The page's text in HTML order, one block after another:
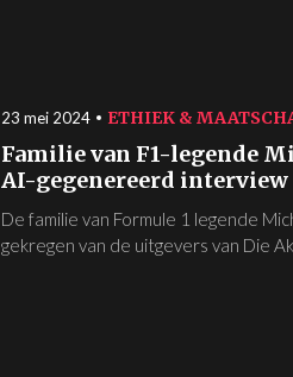
23 mei 2024 ETHIEK &
Familie van F1-legende
AI-gegenereerd interview
De familie van Formule 1 legende
gekregen van de uitgevers van Die